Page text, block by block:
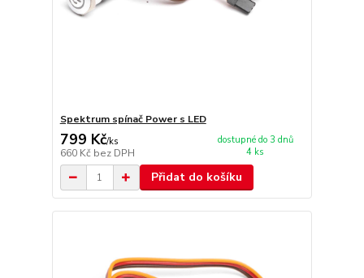
Spektrum spínač Power s LED
799 Kč/ks
660 Kč bez DPH
dostupné do 3 dnů
4 ks
Přidat do košíku